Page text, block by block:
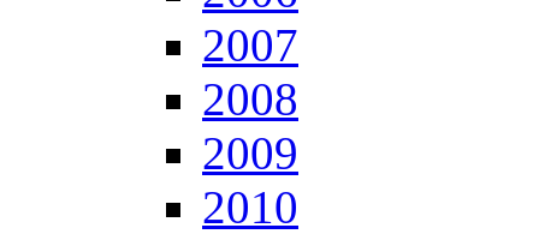
2007
2008
2009
2010